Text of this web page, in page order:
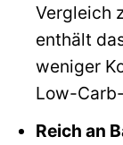
Vergleich
enthält
weniger
Low-
Reich an